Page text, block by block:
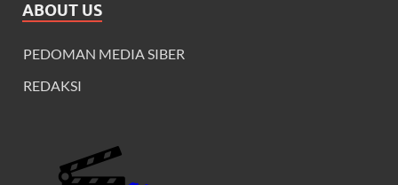
ABOUT US
PEDOMAN MEDIA SIBER
REDAKSI